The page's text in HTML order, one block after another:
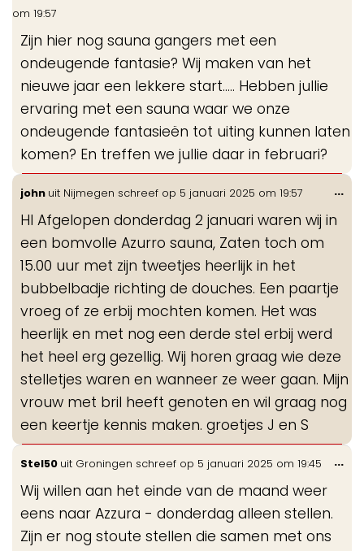
om 19:57
Zijn hier nog sauna gangers met een
ondeugende fantasie? Wij maken van het
nieuwe jaar een lekkere start….. Hebben jullie
ervaring met een sauna waar we onze
ondeugende fantasieën tot uiting kunnen laten
komen? En treffen we jullie daar in februari?
john uit Nijmegen schreef op 5 januari 2025 om 19:57
HI Afgelopen donderdag 2 januari waren wij in
een bomvolle Azurro sauna, Zaten toch om
15.00 uur met zijn tweetjes heerlijk in het
bubbelbadje richting de douches. Een paartje
vroeg of ze erbij mochten komen. Het was
heerlijk en met nog een derde stel erbij werd
het heel erg gezellig. Wij horen graag wie deze
stelletjes waren en wanneer ze weer gaan. Mijn
vrouw met bril heeft genoten en wil graag nog
een keertje kennis maken. groetjes J en S
...
Stel50 uit Groningen schreef op 5 januari 2025 om 19:45
Wij willen aan het einde van de maand weer
eens naar Azzura - donderdag alleen stellen.
Zijn er nog stoute stellen die samen met ons
...